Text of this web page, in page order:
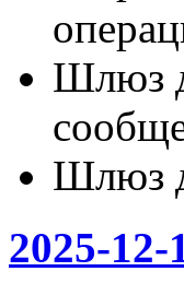
Шлюз
Шлюз
2025-12-